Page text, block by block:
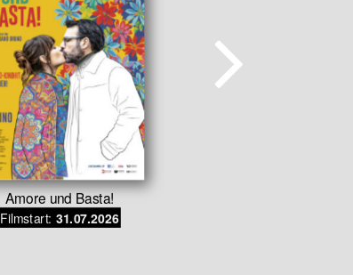
Amore und Basta!
Filmstart: 31.07.2026